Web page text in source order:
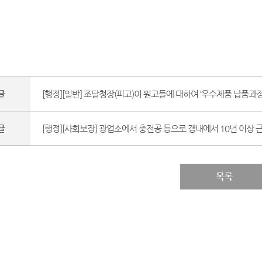
[행정][일반] 조달청장(피고)이 원고들에 대하여 ‘우수제품 납품과
[행정][사회보장] 광업소에서 충전공 등으로 갱내에서 10년 이상
목록